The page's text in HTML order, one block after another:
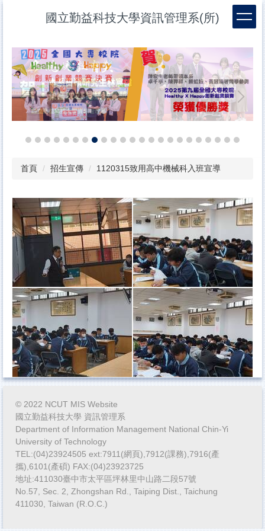
要
容
區
國立勤益科技大學資訊管理系(所)
首頁 招生宣傳 1120315致用高中機械科入班宣導
© 2022 NCUT MIS Website
國立勤益科技大學 資訊管理系
Department of Information Management National Chin-Yi
University of Technology
TEL:(04)23924505 ext:7911(網頁),7912(課務),7916(產
攜),6101(產碩) FAX:(04)23923725
地址:411030臺中市太平區坪林里中山路二段57號
No.57, Sec. 2, Zhongshan Rd., Taiping Dist., Taichung
411030, Taiwan (R.O.C.)